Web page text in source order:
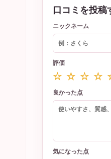
口コミを投稿
ニックネーム
評価
☆ ☆ ☆ ☆
良かった点
気になった点